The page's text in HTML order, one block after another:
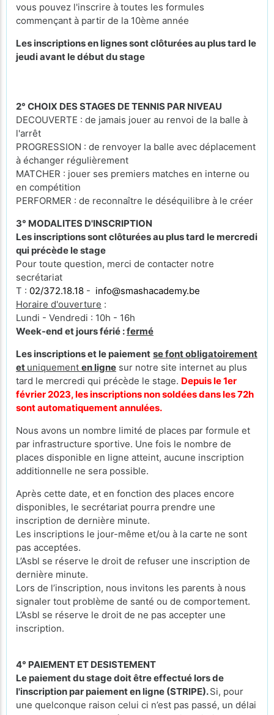
vous pouvez l'inscrire à toutes les formules
commençant à partir de la 10ème année
Les inscriptions en lignes sont clôturées au plus tard le
jeudi avant le début du stage
2° CHOIX DES STAGES DE TENNIS PAR NIVEAU
DECOUVERTE : de jamais jouer au renvoi de la balle à
l'arrêt
PROGRESSION : de renvoyer la balle avec déplacement
à échanger régulièrement
MATCHER : jouer ses premiers matches en interne ou
en compétition
PERFORMER : de reconnaître le déséquilibre à le créer
3° MODALITES D'INSCRIPTION
Les inscriptions sont clôturées au plus tard le mercredi
qui précède le stage
Pour toute question, merci de contacter notre
secrétariat
T : 02/372.18.18 - info@smashacademy.be
Horaire d'ouverture :
Lundi - Vendredi : 10h - 16h
Week-end et jours férié :fermé
Les inscriptions et le paiement se font obligatoirement
et uniquement en ligne sur notre site internet au plus
tard le mercredi qui précède le stage. Depuis le 1er
février 2023, les inscriptions non soldées dans les 72h
sont automatiquement annulées.
Nous avons un nombre limité de places par formule et
par infrastructure sportive. Une fois le nombre de
places disponible en ligne atteint, aucune inscription
additionnelle ne sera possible.
Après cette date, et en fonction des places encore
disponibles, le secrétariat pourra prendre une
inscription de dernière minute.
Les inscriptions le jour-même et/ou à la carte ne sont
pas acceptées.
L’Asbl se réserve le droit de refuser une inscription de
dernière minute.
Lors de l’inscription, nous invitons les parents à nous
signaler tout problème de santé ou de comportement.
L’Asbl se réserve le droit de ne pas accepter une
inscription.
4° PAIEMENT ET DESISTEMENT
Le paiement du stage doit être effectué lors de
l'inscription par paiement en ligne (STRIPE).Si, pour
une quelconque raison celui ci n’est pas passé, un délai